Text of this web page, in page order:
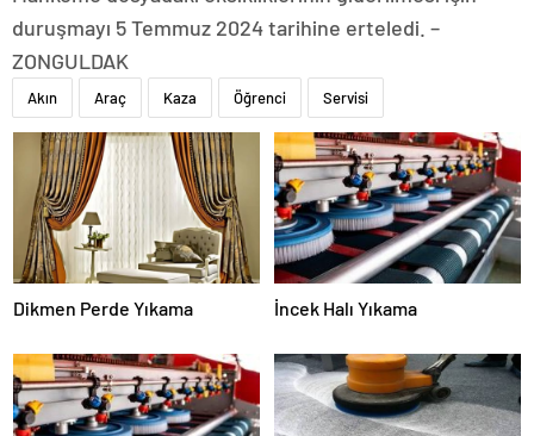
duruşmayı 5 Temmuz 2024 tarihine erteledi. –
ZONGULDAK
Akın Araç Kaza Öğrenci Servisi
Dikmen Perde Yıkama İncek Halı Yıkama